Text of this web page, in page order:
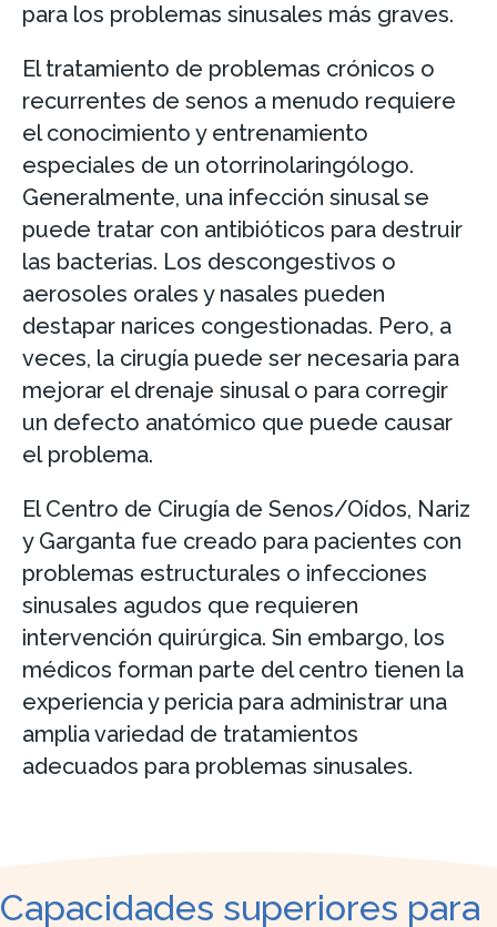
para los problemas sinusales más graves.
El tratamiento de problemas crónicos o
recurrentes de senos a menudo requiere
el conocimiento y entrenamiento
especiales de un otorrinolaringólogo.
Generalmente, una infección sinusal se
puede tratar con antibióticos para destruir
las bacterias. Los descongestivos o
aerosoles orales y nasales pueden
destapar narices congestionadas. Pero, a
veces, la cirugía puede ser necesaria para
mejorar el drenaje sinusal o para corregir
un defecto anatómico que puede causar
el problema.
El Centro de Cirugía de Senos/Oídos, Nariz
y Garganta fue creado para pacientes con
problemas estructurales o infecciones
sinusales agudos que requieren
intervención quirúrgica. Sin embargo, los
médicos forman parte del centro tienen la
experiencia y pericia para administrar una
amplia variedad de tratamientos
adecuados para problemas sinusales.
Capacidades superiores para